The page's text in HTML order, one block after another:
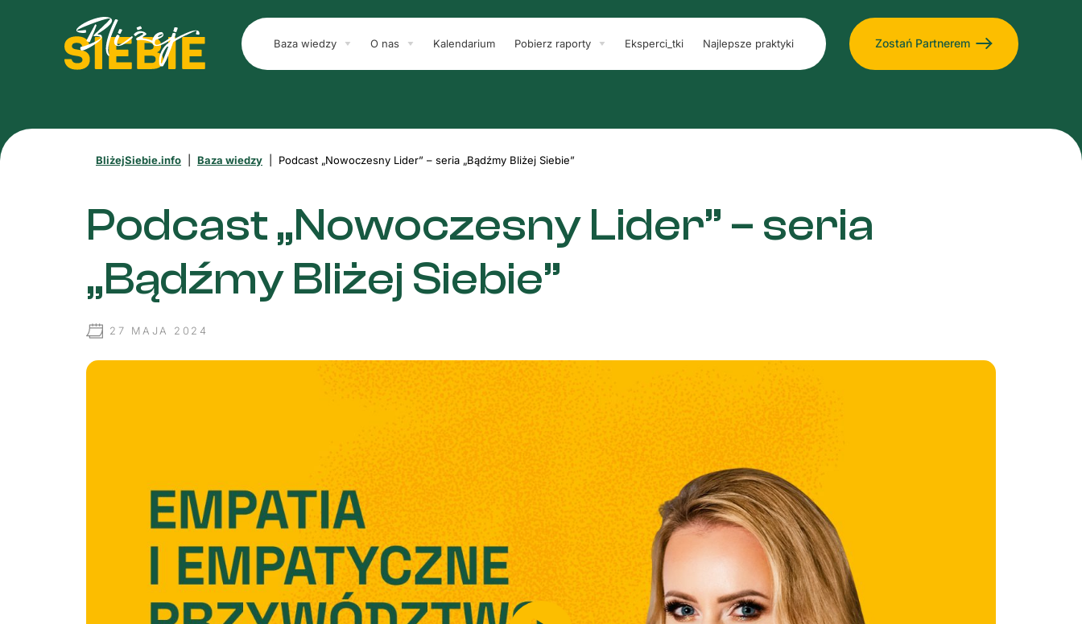
Baza wiedzy O nas Kalendarium Pobierz raporty Eksperci_tki Najlepsze praktyki Zostań Partnerem
BliżejSiebie.info Baza wiedzy Podcast „Nowoczesny Lider” – seria „Bądźmy Bliżej Siebie”
Podcast „Nowoczesny Lider” – seria
„Bądźmy Bliżej Siebie”
27 MAJA 2024